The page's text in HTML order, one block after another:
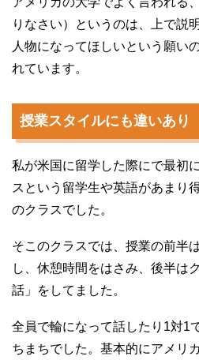
りなさい）というのは、上で説
人物になってほしいという願い
れています。
授業スタイルにも違いあり
私が米国に留学した際にで最初
スという留学生や英語があまり
のクラスでした。
そこのクラスでは、授業の前半
し、休憩時間をはさみ、後半は
話」をしてました。
全員で輪になって話したり1対1
ちまちでした。基本的にアメリ